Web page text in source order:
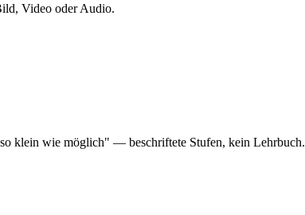
Video oder Audio.
klein wie möglich" — beschriftete Stufen, kein Lehrbuch.